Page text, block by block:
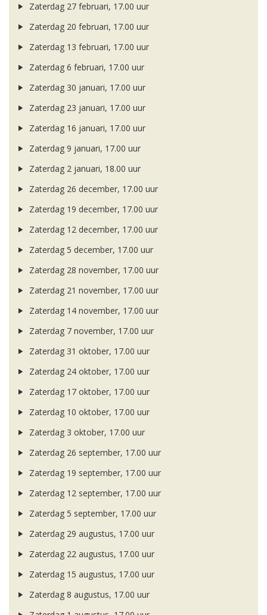
Zaterdag 27 februari, 17.00 uur
Zaterdag 20 februari, 17.00 uur
Zaterdag 13 februari, 17.00 uur
Zaterdag 6 februari, 17.00 uur
Zaterdag 30 januari, 17.00 uur
Zaterdag 23 januari, 17.00 uur
Zaterdag 16 januari, 17.00 uur
Zaterdag 9 januari, 17.00 uur
Zaterdag 2 januari, 18.00 uur
Zaterdag 26 december, 17.00 uur
Zaterdag 19 december, 17.00 uur
Zaterdag 12 december, 17.00 uur
Zaterdag 5 december, 17.00 uur
Zaterdag 28 november, 17.00 uur
Zaterdag 21 november, 17.00 uur
Zaterdag 14 november, 17.00 uur
Zaterdag 7 november, 17.00 uur
Zaterdag 31 oktober, 17.00 uur
Zaterdag 24 oktober, 17.00 uur
Zaterdag 17 oktober, 17.00 uur
Zaterdag 10 oktober, 17.00 uur
Zaterdag 3 oktober, 17.00 uur
Zaterdag 26 september, 17.00 uur
Zaterdag 19 september, 17.00 uur
Zaterdag 12 september, 17.00 uur
Zaterdag 5 september, 17.00 uur
Zaterdag 29 augustus, 17.00 uur
Zaterdag 22 augustus, 17.00 uur
Zaterdag 15 augustus, 17.00 uur
Zaterdag 8 augustus, 17.00 uur